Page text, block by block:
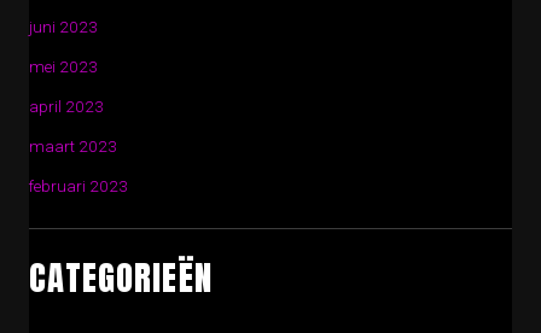
juni 2023
mei 2023
april 2023
maart 2023
februari 2023
CATEGORIEËN